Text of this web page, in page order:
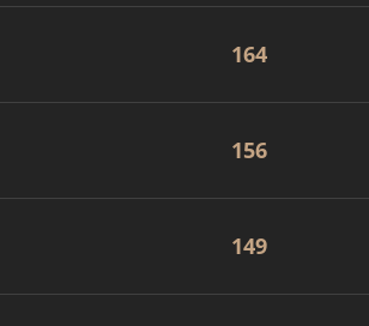
164
156
149